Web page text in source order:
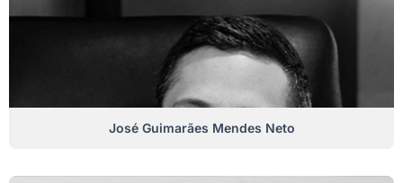
José Guimarães Mendes Neto